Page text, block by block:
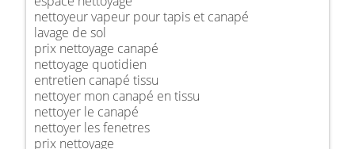
nettoyeur vapeur pour tapis et canapé
lavage de sol
prix nettoyage canapé
nettoyage quotidien
entretien canapé tissu
nettoyer mon canapé en tissu
nettoyer le canapé
nettoyer les fenetres
prix nettoyage